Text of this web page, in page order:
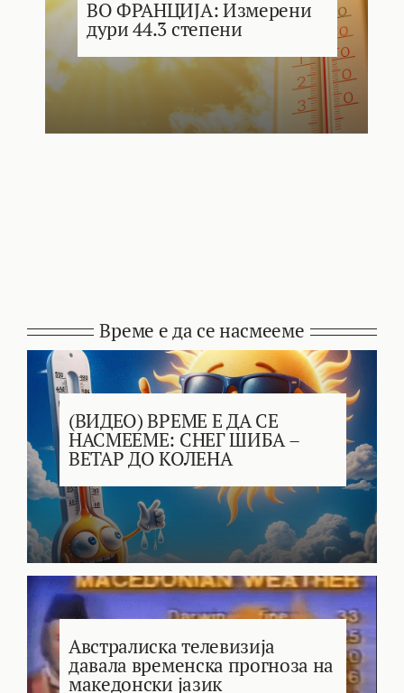
ВО ФРАНЦИЈА: Измерени
дури 44.3 степени
Време е да се насмееме
(ВИДЕО) ВРЕМЕ Е ДА СЕ
НАСМЕЕМЕ: СНЕГ ШИБА –
ВЕТАР ДО КОЛЕНА
Австралиска телевизија
давала временска прогноза на
македонски јазик